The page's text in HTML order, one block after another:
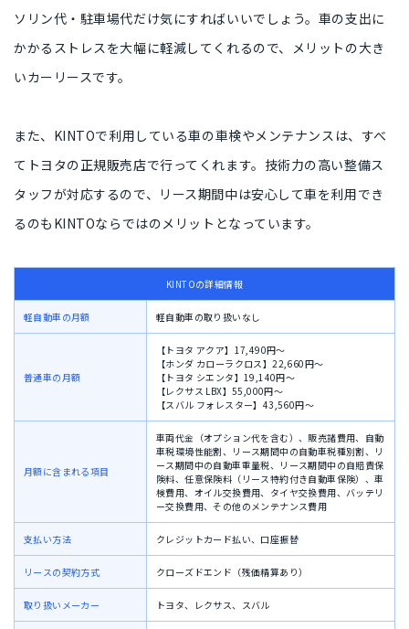
ソリン代・駐車場代だけ気にすればいいでしょう。車の支出に
かかるストレスを大幅に軽減してくれるので、メリットの大き
いカーリースです。
また、KINTOで利用している車の車検やメンテナンスは、すべ
てトヨタの正規販売店で行ってくれます。技術力の高い整備ス
タッフが対応するので、
リース期間中は安心して車を利用でき
るのもKINTOならではのメリット となっています。
KINTOの詳細情報
軽自動車の月額 軽自動車の取り扱いなし
普通車の月額
【トヨタ アクア】17,490円〜
【ホンダ カローラクロス】22,660円〜
【トヨタ シエンタ】19,140円〜
【レクサス LBX】55,000円〜
【スバル フォレスター】43,560円〜
月額に含まれる項目
車両代金（オプション代を含む）、 販売諸費用、 自動
車税環境性能割、 リース期間中の自動車税種別割、 リ
ース期間中の自動車重量税、 リース期間中の自賠責保
険料、任意保険料（リース特約付き自動車保険）、車
検費用、 オイル交換費用、 タイヤ交換費用、 バッテリ
ー交換費用、その他のメンテナンス費用
支払い方法 クレジットカード払い、口座振替
リースの契約方式 クローズドエンド（残価精算あり）
取り扱いメーカー トヨタ、レクサス、スバル